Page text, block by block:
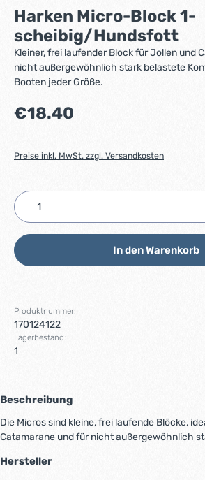
Durchschnittliche Bewertung von 0 von 5
Harken Micro-Block 1-
scheibig/Hundsfott
Kleiner, frei laufender Block für Jollen und
nicht außergewöhnlich stark belastete
Booten jeder Größe.
Regulärer Preis:
€18.40
Preise inkl. MwSt. zzgl. Versandkosten
Produkt Anzahl: Gib den
In den Warenkorb
Produktnummer:
170124122
Lagerbestand:
1
Beschreibung
Die Micros sind kleine, frei laufende Blöcke,
Catamarane und für nicht außergewöhnlich
Hersteller